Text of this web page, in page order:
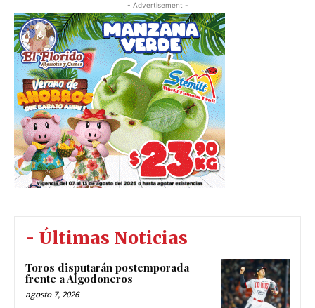
- Advertisement -
- Últimas Noticias
Toros disputarán postemporada
frente a Algodoneros
agosto 7, 2026